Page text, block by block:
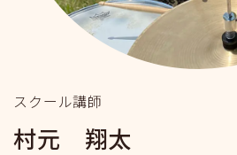
スクール講師
村元 翔太